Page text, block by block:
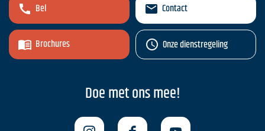
Bel
Brochures
Contact
Onze dienstregeling
Doe met ons mee!